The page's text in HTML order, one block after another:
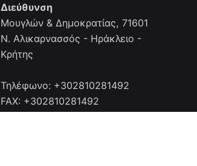
Διεύθυνση
Μουγλών & Δημοκρατίας, 71601
Ν. Αλικαρνασσός - Ηράκλειο -
Κρήτης
Τηλέφωνο: +302810281492
FAX: +302810281492